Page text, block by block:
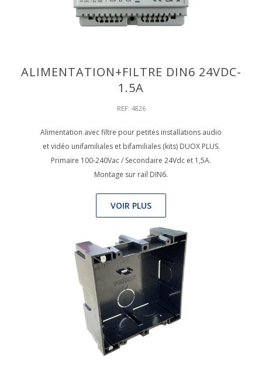
ALIMENTATION+FILTRE DIN6 24VDC-
1.5A
REF: 4826
Alimentation avec filtre pour petites installations audio
et vidéo unifamiliales et bifamiliales (kits) DUOX PLUS.
Primaire 100-240Vac / Secondaire 24Vdc et 1,5A.
Montage sur rail DIN6.
VOIR PLUS